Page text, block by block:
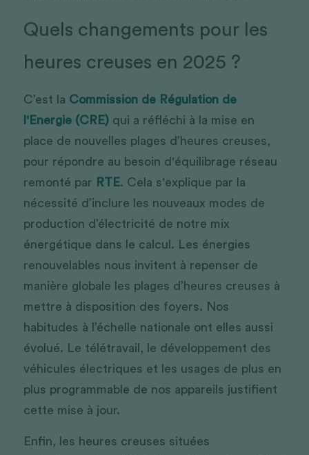
Quels changements pour les
heures creuses en 2025 ?
C’est la Commission de Régulation de
l'Energie (CRE) qui a réfléchi à la mise en
place de nouvelles plages d’heures creuses,
pour répondre au besoin d'équilibrage réseau
remonté par RTE. Cela s'explique par la
nécessité d’inclure les nouveaux modes de
production d’électricité de notre mix
énergétique dans le calcul. Les énergies
renouvelables nous invitent à repenser de
manière globale les plages d’heures creuses à
mettre à disposition des foyers. Nos
habitudes à l’échelle nationale ont elles aussi
évolué. Le télétravail, le développement des
véhicules électriques et les usages de plus en
plus programmable de nos appareils justifient
cette mise à jour.
Enfin, les heures creuses situées